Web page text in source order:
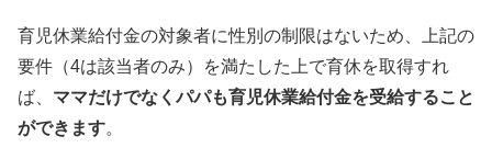
育児休業給付金の対象者に性別の制限はないため、上記の
要件（4は該当者のみ）を満たした上で育休を取得すれ
ば、 ママだけでなくパパも育児休業給付金を受給すること
ができます。